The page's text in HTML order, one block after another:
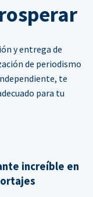
y entrega de
de periodismo
te
para tu
increíble en